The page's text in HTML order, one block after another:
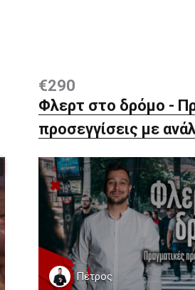
€290
Φλερτ στο δρόμο -
προσεγγίσεις με
Πέτρος